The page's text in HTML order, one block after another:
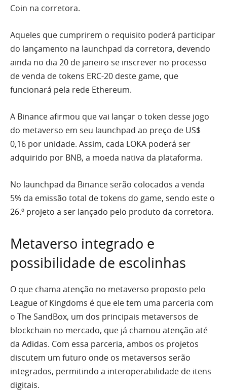
Coin na corretora.
Aqueles que cumprirem o requisito poderá participar
do lançamento na launchpad da corretora, devendo
ainda no dia 20 de janeiro se inscrever no processo
de venda de tokens ERC-20 deste game, que
funcionará pela rede Ethereum.
A Binance afirmou que vai lançar o token desse jogo
do metaverso em seu launchpad ao preço de US$
0,16 por unidade. Assim, cada LOKA poderá ser
adquirido por BNB, a moeda nativa da plataforma.
No launchpad da Binance serão colocados a venda
5% da emissão total de tokens do game, sendo este o
26.º projeto a ser lançado pelo produto da corretora.
Metaverso integrado e
possibilidade de escolinhas
O que chama atenção no metaverso proposto pelo
League of Kingdoms é que ele tem uma parceria com
o The SandBox, um dos principais metaversos de
blockchain no mercado, que já chamou atenção até
da Adidas. Com essa parceria, ambos os projetos
discutem um futuro onde os metaversos serão
integrados, permitindo a interoperabilidade de itens
digitais.